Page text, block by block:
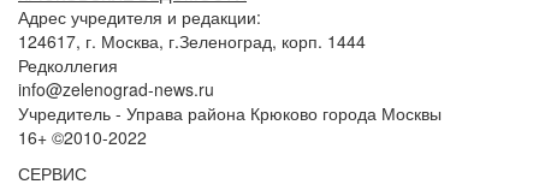
Адрес учредителя и редакции:
124617, г. Москва, г.Зеленоград, корп. 1444
Редколлегия
info@zelenograd-news.ru
Учредитель - Управа района Крюково города Москвы
16+ ©2010-2022
СЕРВИС